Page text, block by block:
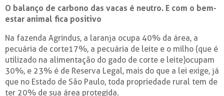
O balanço de carbono das vacas é neutro. E com o bem-
estar animal fica positivo
Na fazenda Agrindus, a laranja ocupa 40% da área, a
pecuária de corte17%, a pecuária de leite e o milho (que é
utilizado na alimentação do gado de corte e leite)ocupam
30%, e 23% é de Reserva Legal, mais do que a lei exige, já
que no Estado de São Paulo, toda propriedade rural tem de
ter 20% de sua área protegida.